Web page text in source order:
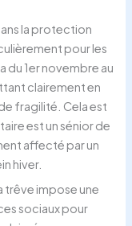
la protection
pour les
du 1er novembre au
clairement en
fragilité. Cela est
est un sénior de
affecté par un
hiver.
trêve impose une
sociaux pour